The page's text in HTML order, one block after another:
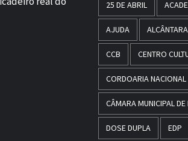
25 DE ABRIL
AJUDA ALCÂNTARA
CCB CENTRO
CORDOARIA NACIONAL
CÂMARA MUNICIPAL
DOSE DUPLA EDP